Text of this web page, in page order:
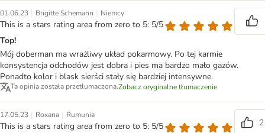
01.06.23 | Brigitte Schemann | Niemcy
This is a stars rating area from zero to 5: 5/5
Top!
Mój doberman ma wrażliwy układ pokarmowy. Po tej karmie
konsystencja odchodów jest dobra i pies ma bardzo mało gazów.
Ponadto kolor i blask sierści stały się bardziej intensywne.
Ta opinia została przetłumaczona.Zobacz oryginalne tłumaczenie
17.05.23 | Roxana | Rumunia
This is a stars rating area from zero to 5: 5/5
2